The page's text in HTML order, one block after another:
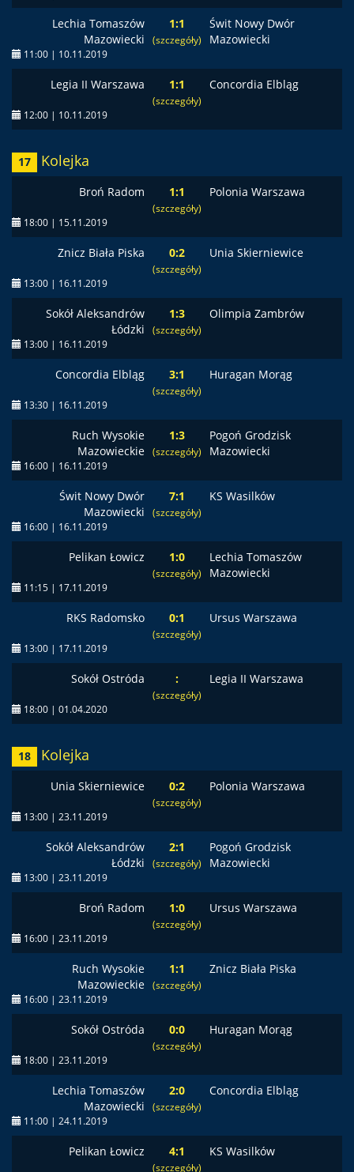
Lechia Tomaszów
Mazowiecki
1:1
(szczegóły)
Świt Nowy Dwór
Mazowiecki
11:00 | 10.11.2019
Legia II Warszawa 1:1
(szczegóły)
Concordia Elbląg
12:00 | 10.11.2019
17 Kolejka
Broń Radom 1:1
(szczegóły)
Polonia Warszawa
18:00 | 15.11.2019
Znicz Biała Piska 0:2
(szczegóły)
Unia Skierniewice
13:00 | 16.11.2019
Sokół Aleksandrów
Łódzki
1:3
(szczegóły)
Olimpia Zambrów
13:00 | 16.11.2019
Concordia Elbląg 3:1
(szczegóły)
Huragan Morąg
13:30 | 16.11.2019
Ruch Wysokie
Mazowieckie
1:3
(szczegóły)
Pogoń Grodzisk
Mazowiecki
16:00 | 16.11.2019
Świt Nowy Dwór
Mazowiecki
7:1
(szczegóły)
KS Wasilków
16:00 | 16.11.2019
Pelikan Łowicz 1:0
(szczegóły)
Lechia Tomaszów
Mazowiecki
11:15 | 17.11.2019
RKS Radomsko 0:1
(szczegóły)
Ursus Warszawa
13:00 | 17.11.2019
Sokół Ostróda :
(szczegóły)
Legia II Warszawa
18:00 | 01.04.2020
18 Kolejka
Unia Skierniewice 0:2
(szczegóły)
Polonia Warszawa
13:00 | 23.11.2019
Sokół Aleksandrów
Łódzki
2:1
(szczegóły)
Pogoń Grodzisk
Mazowiecki
13:00 | 23.11.2019
Broń Radom 1:0
(szczegóły)
Ursus Warszawa
16:00 | 23.11.2019
Ruch Wysokie
Mazowieckie
1:1
(szczegóły)
Znicz Biała Piska
16:00 | 23.11.2019
Sokół Ostróda 0:0
(szczegóły)
Huragan Morąg
18:00 | 23.11.2019
Lechia Tomaszów
Mazowiecki
2:0
(szczegóły)
Concordia Elbląg
11:00 | 24.11.2019
Pelikan Łowicz 4:1
(szczegóły)
KS Wasilków